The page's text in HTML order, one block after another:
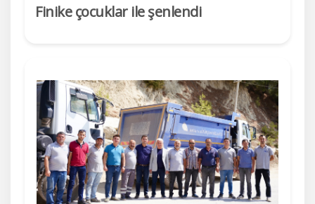
Finike çocuklar ile şenlendi